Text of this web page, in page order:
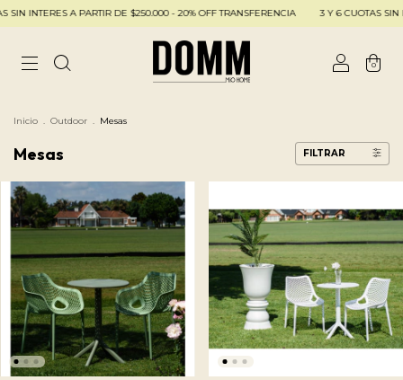
A PARTIR DE $250.000 - 20% OFF TRANSFERENCIA 3 Y 6 CUOTAS SIN INTERES
0
Inicio . Outdoor . Mesas
Mesas FILTRAR